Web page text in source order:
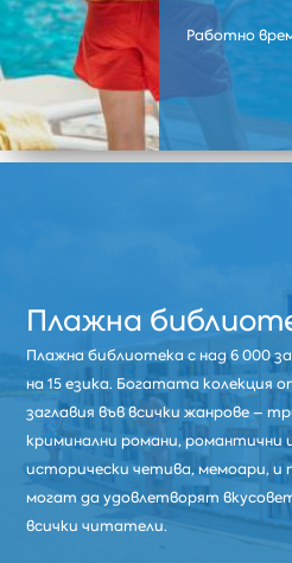
Работно
Плажна
Плажна библиотека с над 6 000
на 15 езика. Богатата колекция
заглавия във всички жанрове –
криминални романи, романтични
исторически четива, мемоари, и
могат да удовлетворят
всички читатели.